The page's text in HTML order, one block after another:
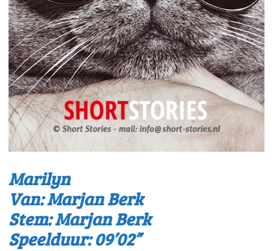
Marilyn
Van: Marjan Berk
Stem: Marjan Berk
Speelduur: 09’02”